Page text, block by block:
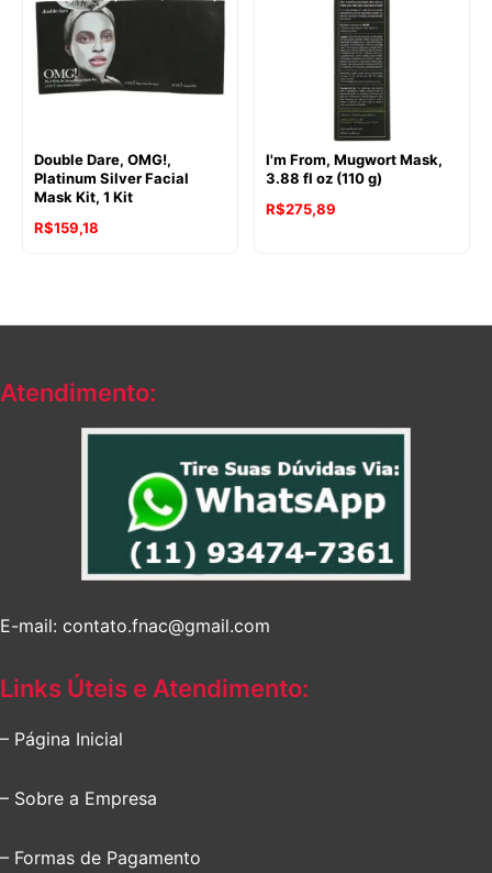
Double Dare, OMG!,
Platinum Silver Facial
Mask Kit, 1 Kit
R$159,18
I'm From, Mugwort Mask,
3.88 fl oz (110 g)
R$275,89
Atendimento:
E-mail: contato.fnac@gmail.com
Links Úteis e Atendimento:
– Página Inicial
– Sobre a Empresa
– Formas de Pagamento